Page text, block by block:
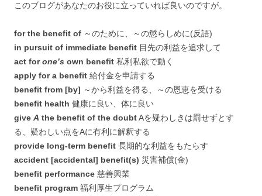
このブログがあなたのお役に立っていれば良いのですが。
for the benefit of ～のために、～の懲らしめに(反語)
in pursuit of immediate benefit 目先の利益を追求して
act forone’s own benefit 私利私欲で動く
apply for a benefit 給付金を申請する
benefit from [by] ～から利益を得る、～の恩恵を受ける
benefit health 健康に良い、体に良い
give A the benefit of the doubtAを疑わしきは罰せずとす
る、疑わしい点をAに有利に解釈する
provide long-term benefit 長期的な利益をもたらす
accident [accidental] benefit(s) 災害補償(金)
benefit performance 慈善興業
benefit program 福利厚生プログラム